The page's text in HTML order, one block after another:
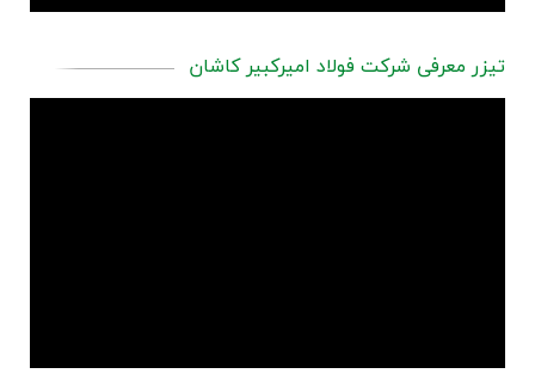
تیزر معرفی شرکت فولاد امیرکبیر کاشان